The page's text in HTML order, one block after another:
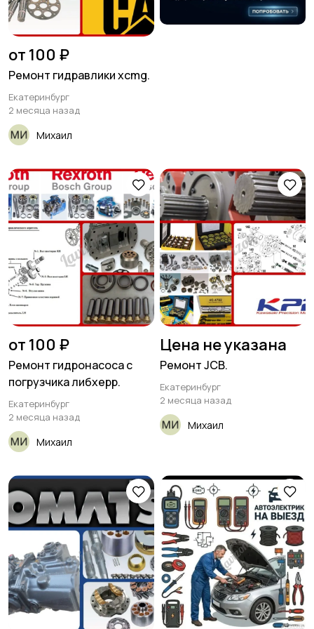
от 100 ₽
Ремонт гидравлики xcmg.
Екатеринбург
2 месяца назад
Михаил
от 100 ₽
Ремонт гидронасоса с
погрузчика либхерр.
Екатеринбург
2 месяца назад
Михаил
Цена не указана
Ремонт JCB.
Екатеринбург
2 месяца назад
Михаил